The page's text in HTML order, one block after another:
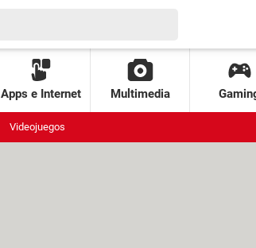
Apps e Internet Multimedia
Videojuegos